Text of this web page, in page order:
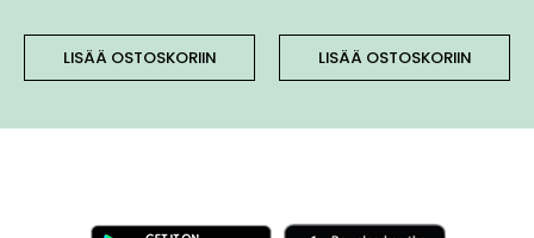
LISÄÄ OSTOSKORIIN LISÄÄ OSTOSKORIIN